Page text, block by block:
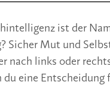
ist der
Sicher Mut und
nach links oder
du eine Entscheidung